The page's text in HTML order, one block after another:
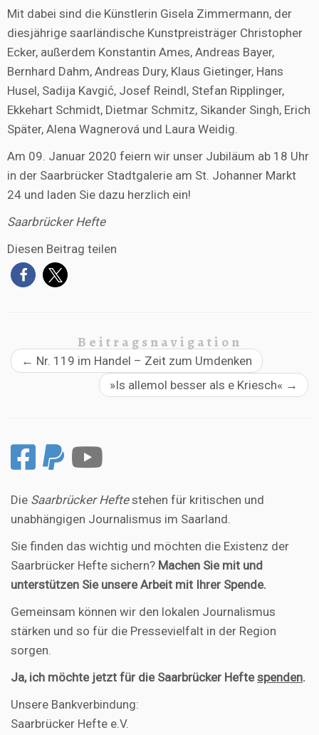
Mit dabei sind die Künstlerin Gisela Zimmermann, der
diesjährige saarländische Kunstpreisträger Christopher
Ecker, außerdem Konstantin Ames, Andreas Bayer,
Bernhard Dahm, Andreas Dury, Klaus Gietinger, Hans
Husel, Sadija Kavgić, Josef Reindl, Stefan Ripplinger,
Ekkehart Schmidt, Dietmar Schmitz, Sikander Singh, Erich
Später, Alena Wagnerová und Laura Weidig.
Am 09. Januar 2020 feiern wir unser Jubiläum ab 18 Uhr
in der Saarbrücker Stadtgalerie am St. Johanner Markt
24 und laden Sie dazu herzlich ein!
Saarbrücker Hefte
Diesen Beitrag teilen
Beitragsnavigation
← Nr. 119 im Handel – Zeit zum Umdenken
»Is allemol besser als e Kriesch« →
Die Saarbrücker Heftestehen für kritischen und
unabhängigen Journalismus im Saarland.
Sie finden das wichtig und möchten die Existenz der
Saarbrücker Hefte sichern? Machen Sie mit und
unterstützen Sie unsere Arbeit mit Ihrer Spende.
Gemeinsam können wir den lokalen Journalismus
stärken und so für die Pressevielfalt in der Region
sorgen.
Ja, ich möchte jetzt für die Saarbrücker Heftespenden.
Unsere Bankverbindung:
Saarbrücker Hefte e.V.